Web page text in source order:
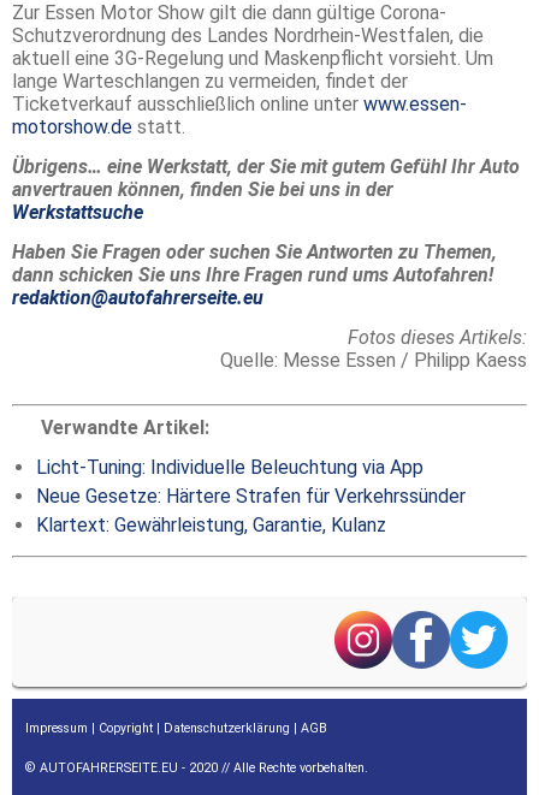
Zur Essen Motor Show gilt die dann gültige Corona-
Schutzverordnung des Landes Nordrhein-Westfalen, die
aktuell eine 3G-Regelung und Maskenpflicht vorsieht. Um
lange Warteschlangen zu vermeiden, findet der
Ticketverkauf ausschließlich online unter www.essen-
motorshow.de statt.
Übrigens… eine Werkstatt, der Sie mit gutem Gefühl Ihr Auto
anvertrauen können, finden Sie bei uns in der
Werkstattsuche
Haben Sie Fragen oder suchen Sie Antworten zu Themen,
dann schicken Sie uns Ihre Fragen rund ums Autofahren!
redaktion@autofahrerseite.eu
Fotos dieses Artikels:
Quelle: Messe Essen / Philipp Kaess
Verwandte Artikel:
Licht-Tuning: Individuelle Beleuchtung via App
Neue Gesetze: Härtere Strafen für Verkehrssünder
Klartext: Gewährleistung, Garantie, Kulanz
Impressum | Copyright | Datenschutzerklärung | AGB
© AUTOFAHRERSEITE.EU - 2020 // Alle Rechte vorbehalten.